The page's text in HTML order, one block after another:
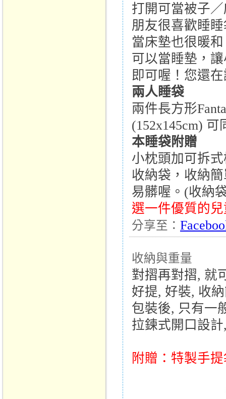
打開可當被子
朋友很喜歡睡
當床墊也很暖
可以當睡墊，
即可喔！您還
兩人睡袋
兩件長方形
(152x145cm)
本睡袋附贈
小枕頭加可拆
收納袋，收納
易髒喔。(收納
選一件優質的
分享至：
收納與重量
對摺再對摺, 就
好提, 好裝, 收
包裝後, 只有一
拉鍊式開口設
附贈：特製手